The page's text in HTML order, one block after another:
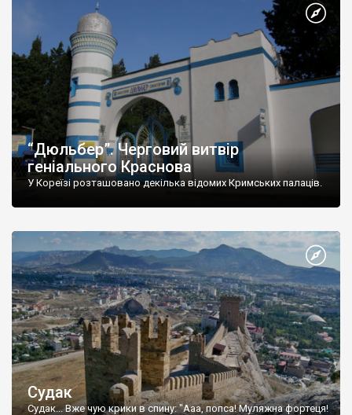
“Дюльбер”. Черговий витвір
геніального Краснова
У Кореїзі розташовано декілька відомих Кримських палаців.
Судак
Судак... Вже чую крики в спину: "Ааа, попса! Муляжна фортеця!